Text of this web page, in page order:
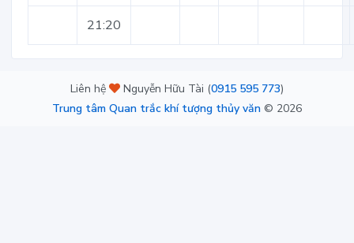
21:20
Liên hệ Nguyễn Hữu Tài (0915 595 773)
Trung tâm Quan trắc khí tượng thủy văn © 2026